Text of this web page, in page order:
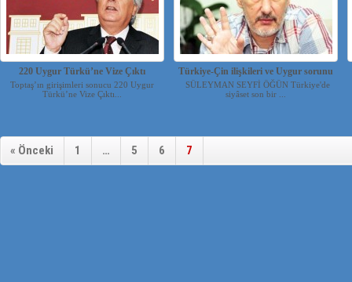
İŞGALCİ ÇİN’DEN “FETİHLER SULTANI
220 Uygur Türkü’ne Vize Çıktı
Toptaş’ın girişimleri sonucu 220 Uygur
Türkü’ne Vize Çıktı...
Türkiye-Çin ilişkileri ve Uygur sorunu
SÜLEYMAN SEYFİ ÖĞÜN Türkiye'de
siyâset son bir ...
« Önceki 1 … 5 6 7